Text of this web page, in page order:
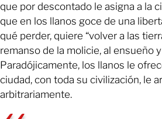
que por descontado le asigna a la
que en los llanos goce de una
qué perder, quiere “volver a las
remanso de la molicie, al ensueño
Paradójicamente, los llanos le
ciudad, con toda su civilización, le
arbitrariamente.